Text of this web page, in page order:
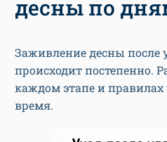
десны по
Заживление десны после
происходит постепенно.
каждом этапе и правилах
время.